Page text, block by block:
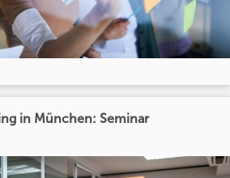
in München: Seminar